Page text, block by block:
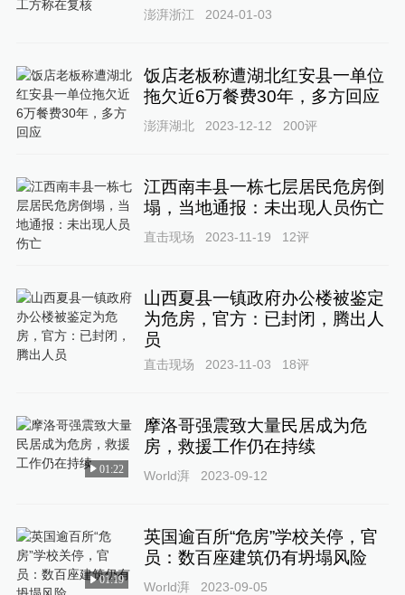
澎湃浙江 2024-01-03
饭店老板称遭湖北红安县一单位
拖欠近6万餐费30年，多方回应
澎湃湖北 2023-12-12 200评
江西南丰县一栋七层居民危房倒
塌，当地通报：未出现人员伤亡
直击现场 2023-11-19 12评
山西夏县一镇政府办公楼被鉴定
为危房，官方：已封闭，腾出人
员
直击现场 2023-11-03 18评
01:22
摩洛哥强震致大量民居成为危
房，救援工作仍在持续
World湃 2023-09-12
01:19
英国逾百所“危房”学校关停，官
员：数百座建筑仍有坍塌风险
World湃 2023-09-05